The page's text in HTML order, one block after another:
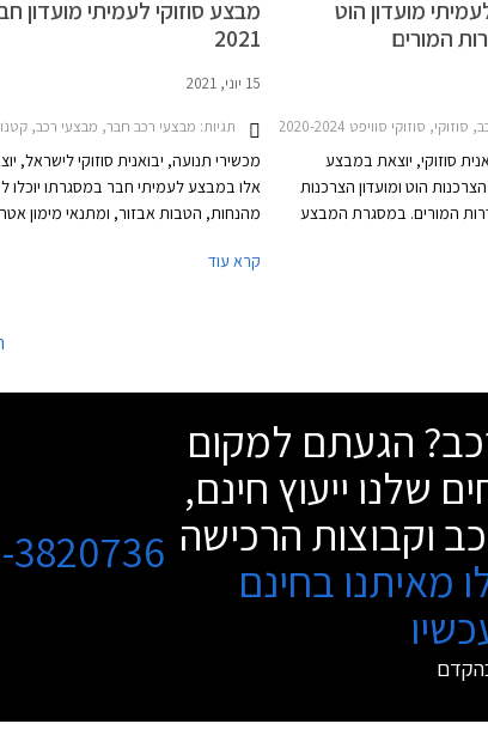
מועדון הוט
המורים
סוזוקי איגניס 2017-2020, סוזוקי ויטרה 2019-2025, סוזוקי קרוסאובר 2017-2022סוזוקי ג'ימני 2019-2025
סוזוקי, יוצאת במבצע
הוט ומועדון הצרכנות
המורים. במסגרת המבצע
ממחיר המחירון והטבות
מבצע סוזוקי לעמיתי מועדון
2021
15 יוני, 2021
תגיות: מבצעי רכב חבר, מבצעי רכב, קטנות, משפחתיות, פנאי שטח, סוזוקי,
מכשירי תנועה, יבואנית סוזוקי לישראל,
אלו במבצע לעמיתי חבר במסגרתו יוכלו
מהנחות, הטבות אבזור, ומתנאי מימון
קרא עוד
הגעתם למקום
שלנו ייעוץ חינם,
וקבוצות הרכישה
מאיתנו בחינם
3820736